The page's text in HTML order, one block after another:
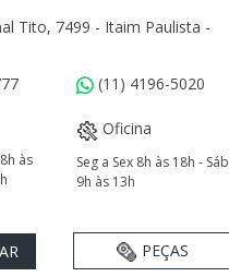
Tito, 7499 - Itaim Paulista -
(11) 4196-5020
às
Oficina
Seg a Sex 8h às 18h - Sáb
9h às 13h
PEÇAS